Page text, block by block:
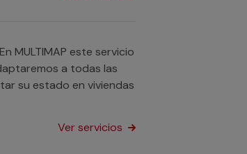
MULTIMAP este servicio
a todas las
su estado en viviendas
Ver servicios